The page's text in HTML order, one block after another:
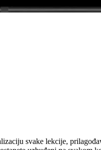
svake lekcije,